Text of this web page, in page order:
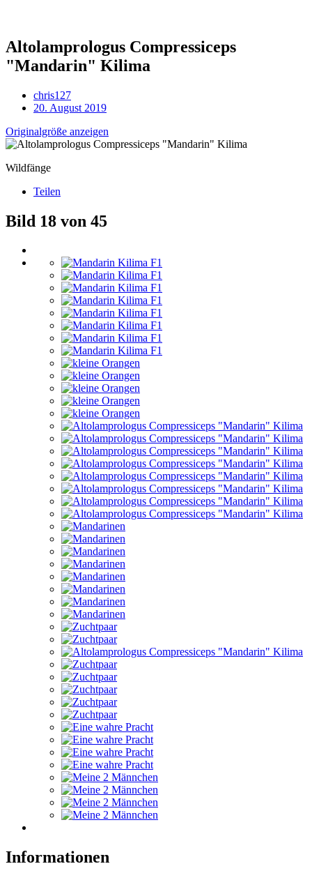
Altolamprologus Compressiceps
"Mandarin" Kilima
chris127
20. August 2019
Originalgröße anzeigen
Wildfänge
Teilen
Bild 18 von 45
Informationen